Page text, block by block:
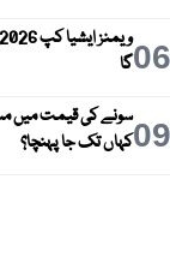
06گا
09سونے کی قیمت میں
کہاں تک جا پہنچا؟